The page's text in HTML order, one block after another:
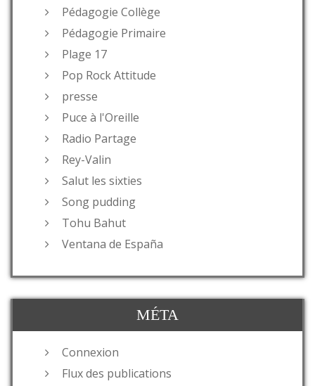
Pédagogie Collège
Pédagogie Primaire
Plage 17
Pop Rock Attitude
presse
Puce à l'Oreille
Radio Partage
Rey-Valin
Salut les sixties
Song pudding
Tohu Bahut
Ventana de España
MÉTA
Connexion
Flux des publications